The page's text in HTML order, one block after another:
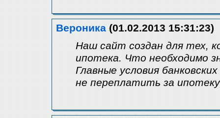
Вероника (01.02.2013 15:31:23)
Наш сайт создан для тех,
ипотека. Что необходимо
Главные условия
не переплатить за